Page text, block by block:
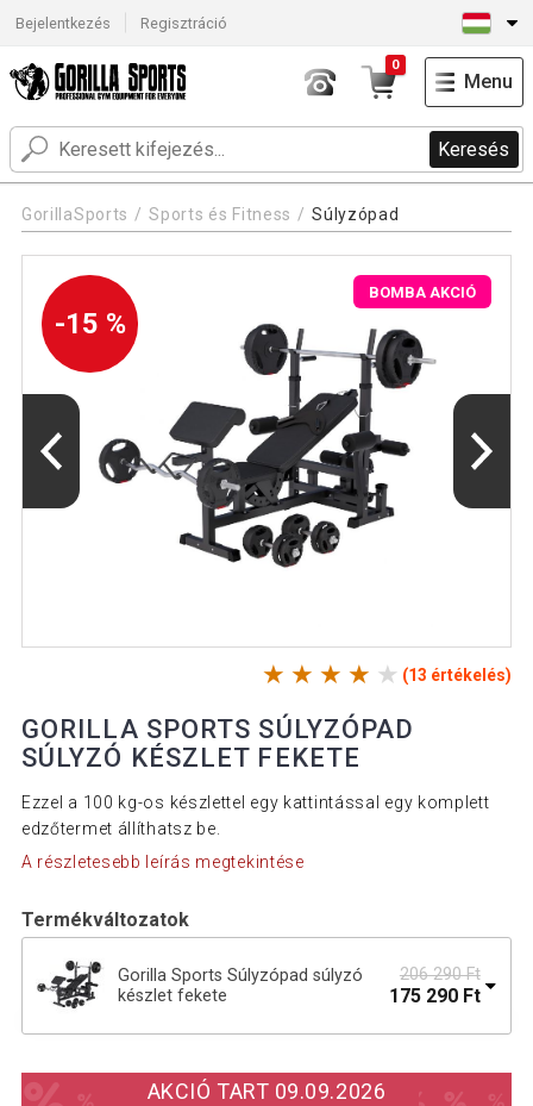
Bejelentkezés Regisztráció
Keresés
0
Menu
GorillaSports Sports és Fitness Súlyzópad
-15 %
BOMBA AKCIÓ
(13 értékelés)
GORILLA SPORTS SÚLYZÓPAD
SÚLYZÓ KÉSZLET FEKETE
Ezzel a 100 kg-os készlettel egy kattintással egy komplett
edzőtermet állíthatsz be.
A részletesebb leírás megtekintése
Termékváltozatok
Gorilla Sports Súlyzópad súlyzó
készlet fekete
206 290 Ft
175 290 Ft
készlet fehér
AKCIÓ TART 09.09.2026